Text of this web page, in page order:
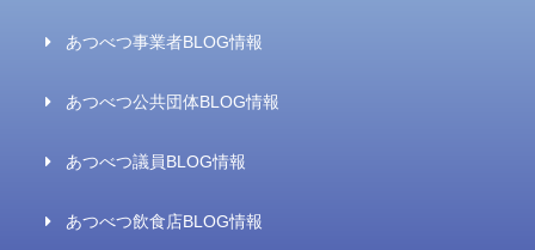
あつべつ事業者BLOG情報
あつべつ公共団体BLOG情報
あつべつ議員BLOG情報
あつべつ飲食店BLOG情報